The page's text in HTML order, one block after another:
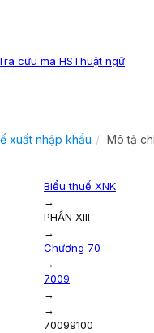
cứu mã HSThuật ngữ
xuất nhập khẩu Mô tả
Biểu thuế XNK
→
PHẦN XIII
→
Chương 70
→
7009
→
→
70099100